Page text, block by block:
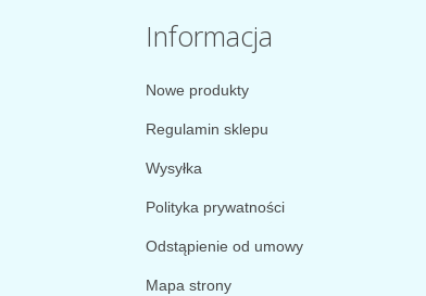
Informacja
Nowe produkty
Regulamin sklepu
Wysyłka
Polityka prywatności
Odstąpienie od umowy
Mapa strony